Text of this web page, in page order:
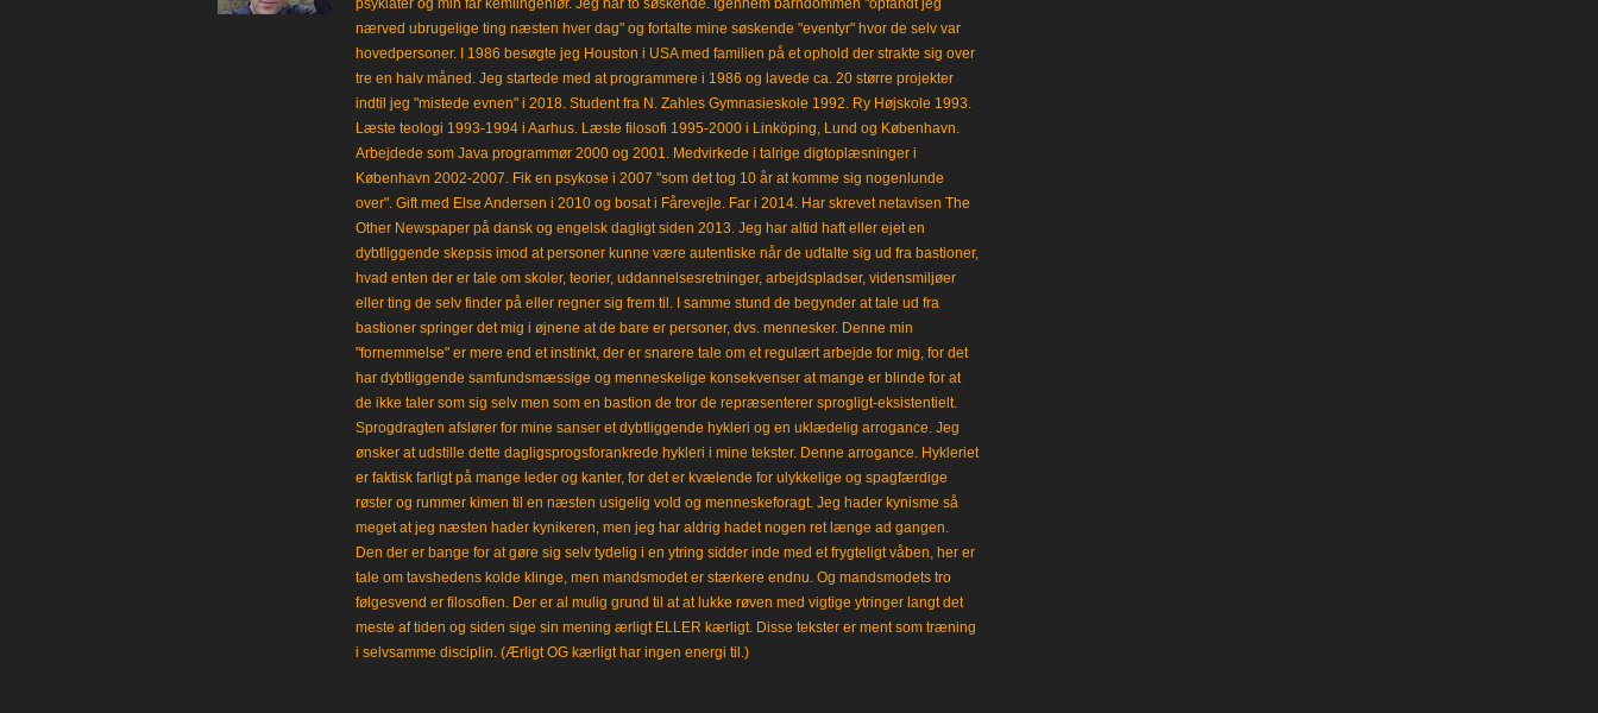
psykiater og min far kemiingeniør. Jeg har to søskende. Igennem barndommen "opfandt jeg
nærved ubrugelige ting næsten hver dag" og fortalte mine søskende "eventyr" hvor de selv var
hovedpersoner. I 1986 besøgte jeg Houston i USA med familien på et ophold der strakte sig over
tre en halv måned. Jeg startede med at programmere i 1986 og lavede ca. 20 større projekter
indtil jeg "mistede evnen" i 2018. Student fra N. Zahles Gymnasieskole 1992. Ry Højskole 1993.
Læste teologi 1993-1994 i Aarhus. Læste filosofi 1995-2000 i Linköping, Lund og København.
Arbejdede som Java programmør 2000 og 2001. Medvirkede i talrige digtoplæsninger i
København 2002-2007. Fik en psykose i 2007 "som det tog 10 år at komme sig nogenlunde
over". Gift med Else Andersen i 2010 og bosat i Fårevejle. Far i 2014. Har skrevet netavisen The
Other Newspaper på dansk og engelsk dagligt siden 2013. Jeg har altid haft eller ejet en
dybtliggende skepsis imod at personer kunne være autentiske når de udtalte sig ud fra bastioner,
hvad enten der er tale om skoler, teorier, uddannelsesretninger, arbejdspladser, vidensmiljøer
eller ting de selv finder på eller regner sig frem til. I samme stund de begynder at tale ud fra
bastioner springer det mig i øjnene at de bare er personer, dvs. mennesker. Denne min
"fornemmelse" er mere end et instinkt, der er snarere tale om et regulært arbejde for mig, for det
har dybtliggende samfundsmæssige og menneskelige konsekvenser at mange er blinde for at
de ikke taler som sig selv men som en bastion de tror de repræsenterer sprogligt-eksistentielt.
Sprogdragten afslører for mine sanser et dybtliggende hykleri og en uklædelig arrogance. Jeg
ønsker at udstille dette dagligsprogsforankrede hykleri i mine tekster. Denne arrogance. Hykleriet
er faktisk farligt på mange leder og kanter, for det er kvælende for ulykkelige og spagfærdige
røster og rummer kimen til en næsten usigelig vold og menneskeforagt. Jeg hader kynisme så
meget at jeg næsten hader kynikeren, men jeg har aldrig hadet nogen ret længe ad gangen.
Den der er bange for at gøre sig selv tydelig i en ytring sidder inde med et frygteligt våben, her er
tale om tavshedens kolde klinge, men mandsmodet er stærkere endnu. Og mandsmodets tro
følgesvend er filosofien. Der er al mulig grund til at at lukke røven med vigtige ytringer langt det
meste af tiden og siden sige sin mening ærligt ELLER kærligt. Disse tekster er ment som træning
i selvsamme disciplin. (Ærligt OG kærligt har ingen energi til.)